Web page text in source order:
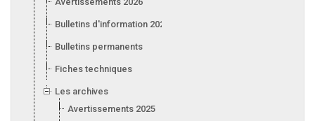
Bulletins d'information 2026
Bulletins permanents
Fiches techniques
Les archives
Avertissements 2025